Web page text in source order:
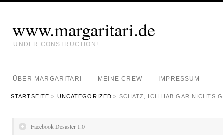
www.margaritari.de
UNDER CONSTRUCTION!
ÜBER MARGARITARI MEINE CREW IMPRESSUM
STARTSEITE > UNCATEGORIZED > SCHATZ, ICH HAB GAR NICHTS
Facebook Desaster 1.0